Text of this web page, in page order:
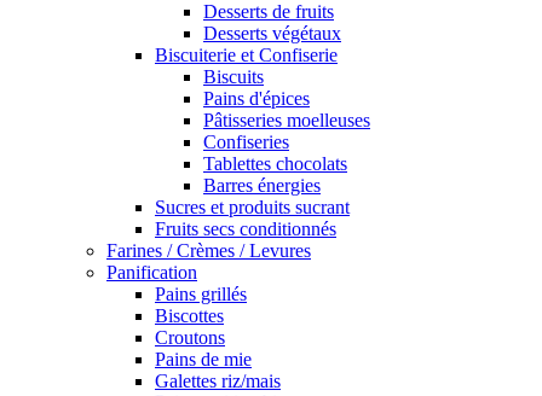
Desserts de fruits
Desserts végétaux
Biscuiterie et Confiserie
Biscuits
Pains d'épices
Pâtisseries moelleuses
Confiseries
Tablettes chocolats
Barres énergies
Sucres et produits sucrant
Fruits secs conditionnés
Farines / Crèmes / Levures
Panification
Pains grillés
Biscottes
Croutons
Pains de mie
Galettes riz/mais